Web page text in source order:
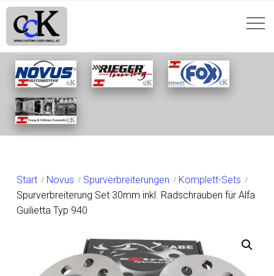
SHOP
Start Novus Spurverbreiterungen
Komplett-Sets
Spurverbreiterung Set 30mm inkl. Radschrauben für Alfa
Guilietta Typ 940